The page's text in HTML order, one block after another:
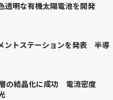
透明な有機太陽電池を開発
ントステーションを発表 半導
の結晶化に成功 電流密度